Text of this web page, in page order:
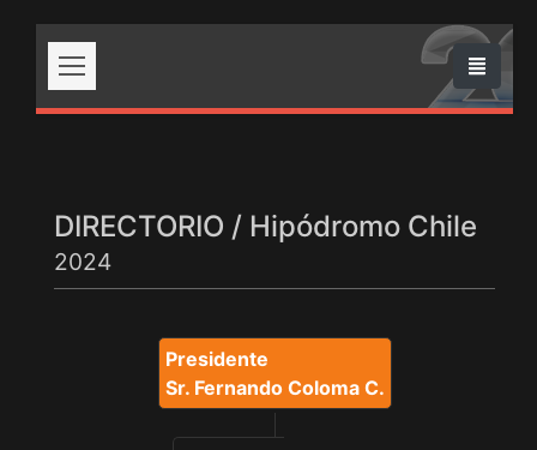
DIRECTORIO / Hipódromo Chile
2024
Presidente
Sr. Fernando Coloma C.